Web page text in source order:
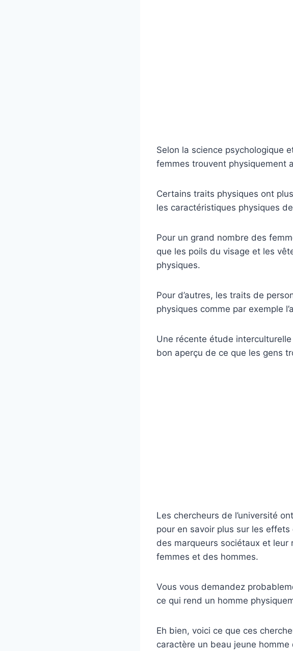
Selon la science psychologique
femmes trouvent physiquement
Certains traits physiques ont
les caractéristiques physiques
Pour un grand nombre des
que les poils du visage et les
physiques.
Pour d’autres, les traits de
physiques comme par exemple
Une récente étude
bon aperçu de ce que les gens
Les chercheurs de l’université
pour en savoir plus sur les
des marqueurs sociétaux et leur
femmes et des hommes.
Vous vous demandez
ce qui rend un homme
Eh bien, voici ce que ces
caractère un beau jeune